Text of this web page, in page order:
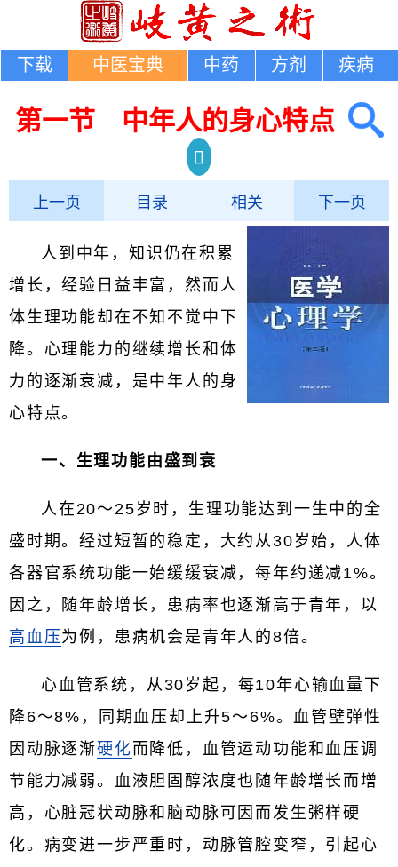
下载 中医宝典 中药 方剂 疾病
第一节 中年人的身心特点
上一页 目录 相关 下一页
人到中年，知识仍在积累
增长，经验日益丰富，然而人
体生理功能却在不知不觉中下
降。心理能力的继续增长和体
力的逐渐衰减，是中年人的身
心特点。
一、生理功能由盛到衰
人在20～25岁时，生理功能达到一生中的全
盛时期。经过短暂的稳定，大约从30岁始，人体
各器官系统功能一始缓缓衰减，每年约递减1%。
因之，随年龄增长，患病率也逐渐高于青年，以
高血压为例，患病机会是青年人的8倍。
心血管系统，从30岁起，每10年心输血量下
降6～8%，同期血压却上升5～6%。血管壁弹性
因动脉逐渐硬化而降低，血管运动功能和血压调
节能力减弱。血液胆固醇浓度也随年龄增长而增
高，心脏冠状动脉和脑动脉可因而发生粥样硬
化。病变进一步严重时，动脉管腔变窄，引起心